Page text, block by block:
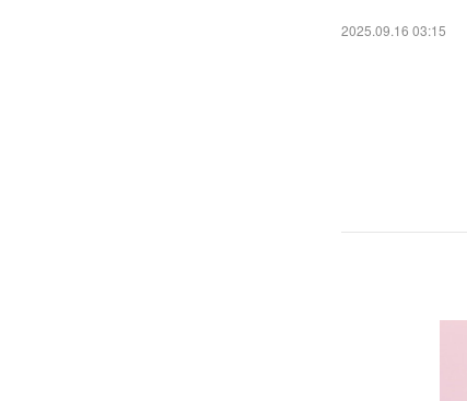
2025.09.16 03:15